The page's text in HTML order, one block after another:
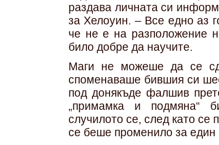
раздава личната си
за Хелоуин. – Все едно аз
че не е на разположение
било добре да научите.
Маги не можеше да се
споменаваше бившия си
под донякъде фалшив
„примамка и подмяна“
случилото се, след като се
се беше променило за един